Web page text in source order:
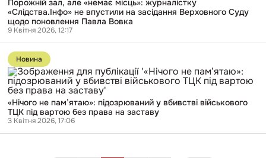
місць»:
журналістку
«Слідства.Інфо»
не
впустили
на
засідання
Верховного
Суду
щодо
поновлення
Павла
Вовка
Порожній зал, але «немає місць»: журналістку
«Слідства.Інфо» не впустили на засідання Верховного Суду
щодо поновлення Павла Вовка
9 Квітня 2026, 12:17
Перейти
до
публікації
«Нічого
не
пам’ятаю»:
підозрюваний
вбивстві
військового
Новина
«Нічого не пам’ятаю»: підозрюваний у вбивстві військового
ТЦК під вартою без права на заставу
3 Квітня 2026, 17:06